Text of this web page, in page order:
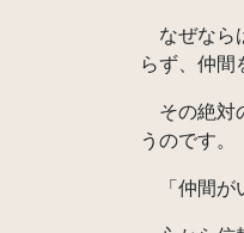
なぜなら
らず、仲間
その絶対
うのです。
「仲間が